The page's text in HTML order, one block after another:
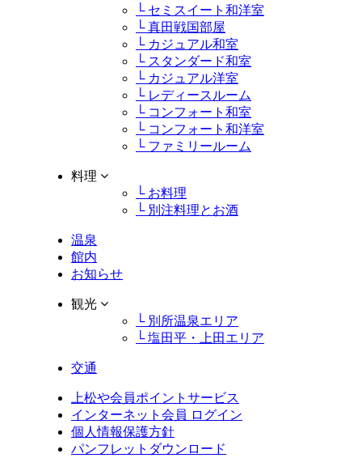
└ セミスイート和洋室
└ 真田戦国部屋
└ カジュアル和室
└ スタンダード和室
└ カジュアル洋室
└ レディースルーム
└ コンフォート和室
└ コンフォート和洋室
└ ファミリールーム
料理
└ お料理
└ 別注料理とお酒
温泉
館内
お知らせ
観光
└ 別所温泉エリア
└ 塩田平・上田エリア
交通
上松や会員ポイントサービス
インターネット会員 ログイン
個人情報保護方針
パンフレットダウンロード